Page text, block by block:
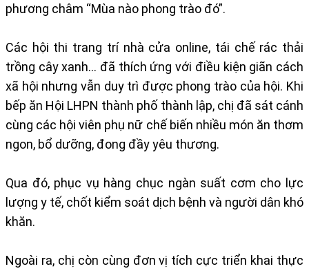
phương châm “Mùa nào phong trào đó”.
Các hội thi trang trí nhà cửa online, tái chế rác thải
trồng cây xanh… đã thích ứng với điều kiện giãn cách
xã hội nhưng vẫn duy trì được phong trào của hội. Khi
bếp ăn Hội LHPN thành phố thành lập, chị đã sát cánh
cùng các hội viên phụ nữ chế biến nhiều món ăn thơm
ngon, bổ dưỡng, đong đầy yêu thương.
Qua đó, phục vụ hàng chục ngàn suất cơm cho lực
lượng y tế, chốt kiểm soát dịch bệnh và người dân khó
khăn.
Ngoài ra, chị còn cùng đơn vị tích cực triển khai thực